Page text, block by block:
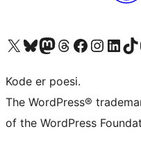
Besøk vår konto på X Visit our Bluesky account
Besøk vår Mastodon-konto
Visit our Threads account
Besøk vår Facebook-sideBesøk vår Instagram-konto
Besøk vårVisit
Kode er poesi.
The WordPress®
of the WordPress